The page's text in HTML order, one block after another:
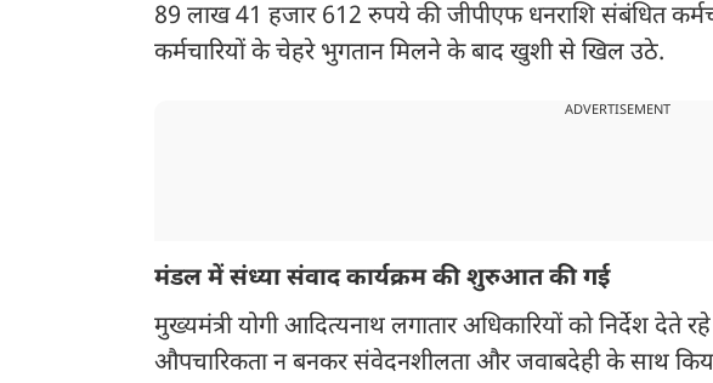
89 लाख 41 हजार 612 रुपये की जीपीएफ धनराशि संबंधित
कर्मचारियों के चेहरे भुगतान मिलने के बाद खुशी से खिल उठे.
ADVERTISEMENT
मंडल में संध्या संवाद कार्यक्रम की शुरुआत की गई
मुख्यमंत्री योगी आदित्यनाथ लगातार अधिकारियों को निर्देश
औपचारिकता न बनकर संवेदनशीलता और जवाबदेही के साथ